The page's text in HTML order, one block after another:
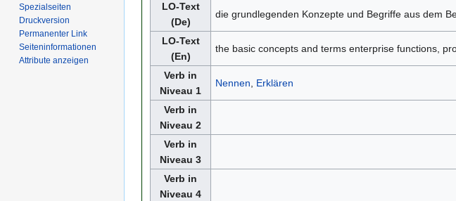
LO-Text
(De)
die grundlegenden Konzepte und Begriffe aus dem
LO-Text
(En)
the basic concepts and terms enterprise functions,
Verb in
Niveau 1
Nennen Erklären
Verb in
Niveau 2
Verb in
Niveau 3
Verb in
Niveau 4
Spezialseiten
Druckversion
Permanenter Link
Seiten­­informationen
Attribute anzeigen